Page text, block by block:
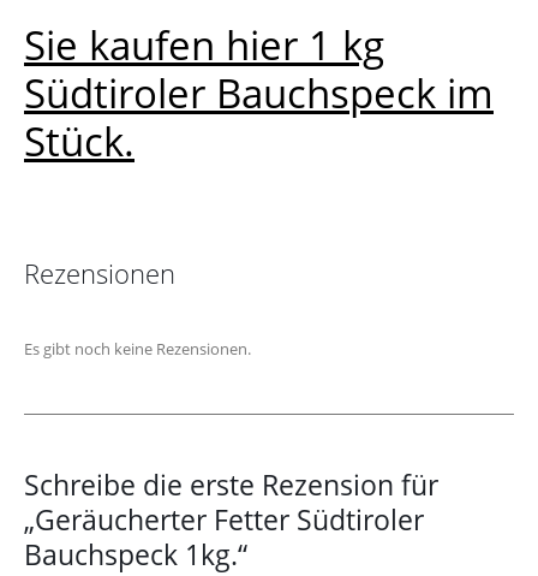
Sie kaufen hier 1 kg
Südtiroler Bauchspeck im
Stück.
Rezensionen
Es gibt noch keine Rezensionen.
Schreibe die erste Rezension für
„Geräucherter Fetter Südtiroler
Bauchspeck 1kg.“